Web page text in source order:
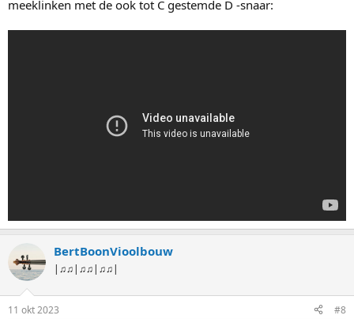
meeklinken met de ook tot C gestemde D -snaar:
BertBoonVioolbouw
|♫♫|♫♫|♫♫|
11 okt 2023 #8